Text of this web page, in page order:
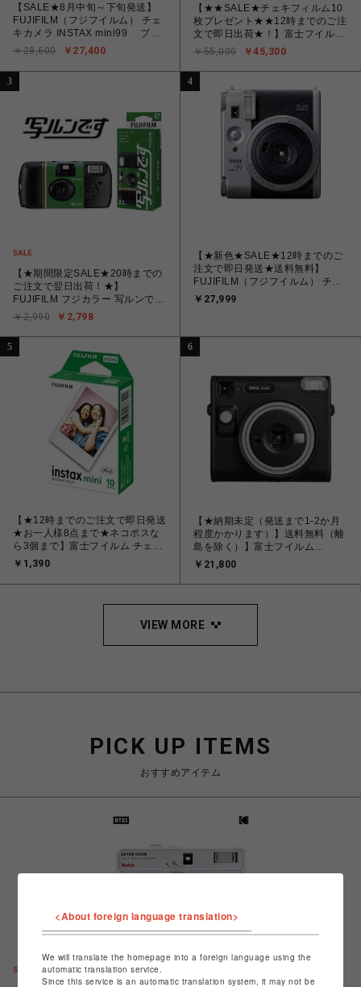
【SALE★8月中旬～下旬発送】
FUJIFILM（フジフイルム） チェ
キカメラ INSTAX mini99 ブラ
ック
￥27,400
￥28,600
【★★SALE★チェキフィルム10
枚プレゼント★★12時までのご注
文で即日出荷★！】富士フイル
ム フジフイルム インスタントカ
メラ instax mini Evo CINEMA
「チェキ」EVO シネマ
￥45,300
￥55,000
3
【★期間限定SALE★20時までの
ご注文で翌日出荷！★】
FUJIFILM フジカラー 写ルンです
シンプルエース 27枚撮り レン
ズ付きフィルム
￥2,798
￥2,990
4
【★新色★SALE★12時までのご
注文で即日発送★送料無料】
FUJIFILM（フジフイルム） チェ
キカメラ INSTAX mini99 シル
￥27,999
5
【★12時までのご注文で即日発送
★お一人様8点まで★ネコポスな
ら3個まで】富士フイルム チェキ
フィルム FUJIFILM INSTAX
MINI JP1 [ チェキ instax mini 専
用フィルム 白(無地)フレーム 10
￥1,390
6
【★納期未定（発送まで1-2か月
程度かかります）】送料無料（離
島を除く）】富士フイルム
FUJIFILM instax SQUARE SQ40
[インスタントカメラ チェキスク
エア ]
￥21,800
VIEW MORE
PICK UP ITEMS
おすすめアイテム
<About foreign language translation>
We will translate the homepage into a foreign language using the
automatic translation service.
Since this service is an automatic translation system, it may not be